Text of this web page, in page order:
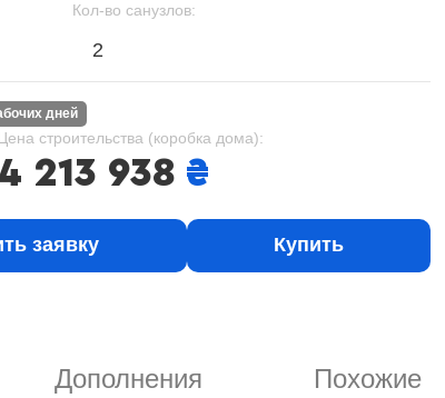
Кол-во санузлов:
2
дней
строительства (коробка дома):
213 938 ₴
заявку Купить
Дополнения Похожие